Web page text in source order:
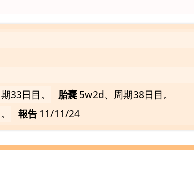
33日目。 胎嚢5w2d、周期38日目。
報告 11/11/24